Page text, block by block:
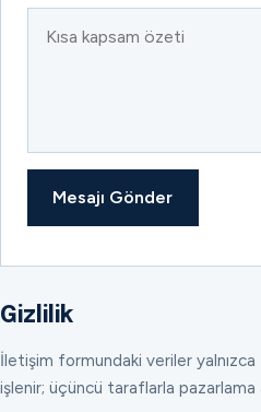
Mesajı Gönder
Gizlilik
İletişim formundaki veriler
işlenir; üçüncü taraflarla pazarlama